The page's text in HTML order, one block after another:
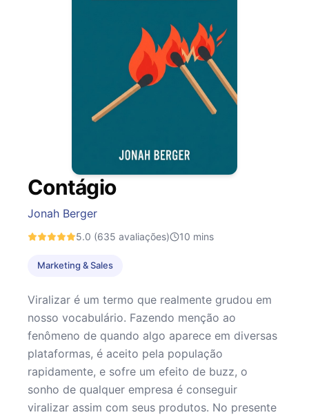
Contágio
Jonah Berger
5.0 (635 avaliações) 10 mins
Marketing & Sales
Viralizar é um termo que realmente grudou em
nosso vocabulário. Fazendo menção ao
fenômeno de quando algo aparece em diversas
plataformas, é aceito pela população
rapidamente, e sofre um efeito de buzz, o
sonho de qualquer empresa é conseguir
viralizar assim com seus produtos. No presente